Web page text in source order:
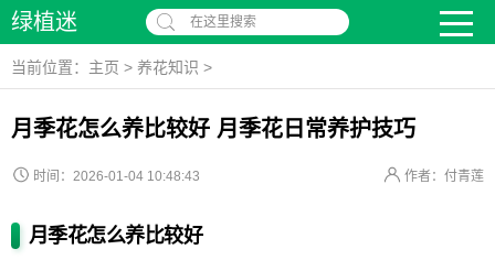
绿植迷 在这里搜索
当前位置： 主页 > 养花知识 >
月季花怎么养比较好 月季花日常养护技巧
时间：2026-01-04 10:48:43 作者：付青莲
月季花怎么养比较好